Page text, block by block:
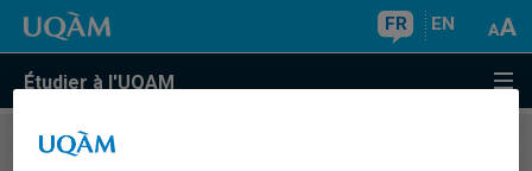
FR EN
Étudier à l'UQAM
COURS//